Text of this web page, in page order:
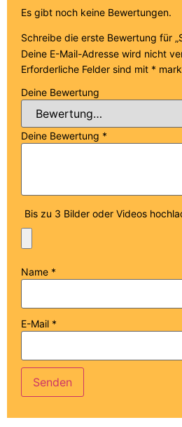
Es gibt noch keine Bewertungen.
Schreibe die erste Bewertung für
Deine E-Mail-Adresse wird nicht
Erforderliche Felder sind mit *
Deine Bewertung
Deine Bewertung *
Bis zu 3 Bilder oder Videos
Name *
E-Mail *